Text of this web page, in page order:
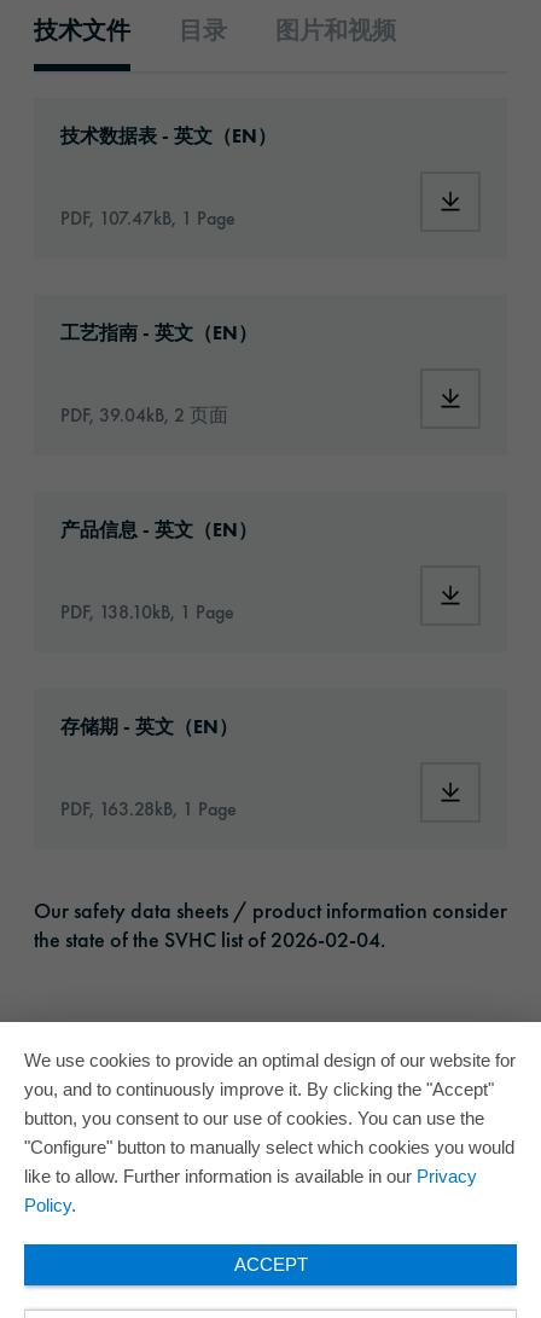
技术文件 目录 图片和视频
技术数据表 - 英文（EN）
PDF, 107.47kB, 1 Page
工艺指南 - 英文（EN）
PDF, 39.04kB, 2 页面
产品信息 - 英文（EN）
PDF, 138.10kB, 1 Page
存储期 - 英文（EN）
PDF, 163.28kB, 1 Page
Our safety data sheets / product information consider
the state of the SVHC list of 2026-02-04.
We use cookies to provide an optimal design of our website for
you, and to continuously improve it. By clicking the "Accept"
button, you consent to our use of cookies. You can use the
"Configure" button to manually select which cookies you would
like to allow. Further information is available in our Privacy
Policy.
ACCEPT